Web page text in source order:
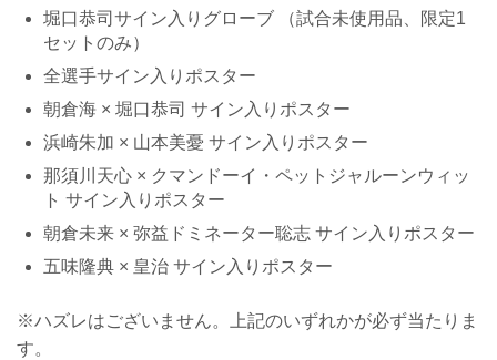
堀口恭司サイン入りグローブ （試合未使用品、限定1
セットのみ）
全選手サイン入りポスター
朝倉海 × 堀口恭司 サイン入りポスター
浜崎朱加 × 山本美憂 サイン入りポスター
那須川天心 × クマンドーイ・ペットジャルーンウィッ
ト サイン入りポスター
朝倉未来 × 弥益ドミネーター聡志 サイン入りポスター
五味隆典 × 皇治 サイン入りポスター
※ハズレはございません。上記のいずれかが必ず当たりま
す。